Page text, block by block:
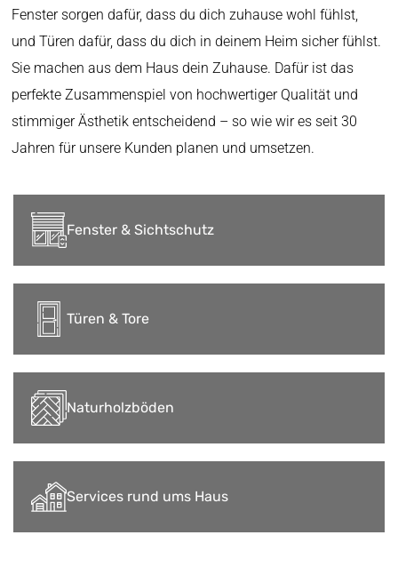
Fenster sorgen dafür, dass du dich zuhause wohl fühlst,
und Türen dafür, dass du dich in deinem Heim sicher fühlst.
Sie machen aus dem Haus dein Zuhause. Dafür ist das
perfekte Zusammenspiel von hochwertiger Qualität und
stimmiger Ästhetik entscheidend – so wie wir es seit 30
Jahren für unsere Kunden planen und umsetzen.
Fenster & Sichtschutz
Türen & Tore
Naturholzböden
Services rund ums Haus